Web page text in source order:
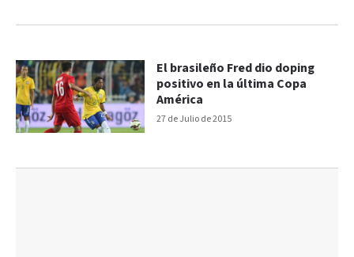
27 de Julio de 2015
El brasileño Fred dio doping
positivo en la última Copa
América